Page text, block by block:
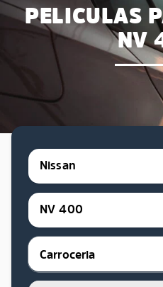
PELICULAS
NV
Nissan
NV 400